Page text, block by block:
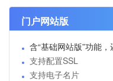
门户网站版
含“基础网站版”功能，
支持配置SSL
支持电子名片